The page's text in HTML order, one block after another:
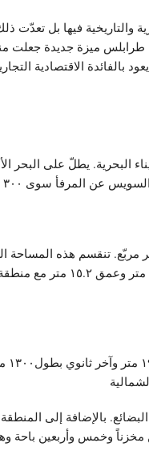
والتاريخية فيها بل
ميزة جديدة جعلت
بالفائدة الاقتصادية
البحرية. يطلّ على
طرابلس الإجمالية ٣ ملايين متر مربّع.
وخمس وأربعين باحة